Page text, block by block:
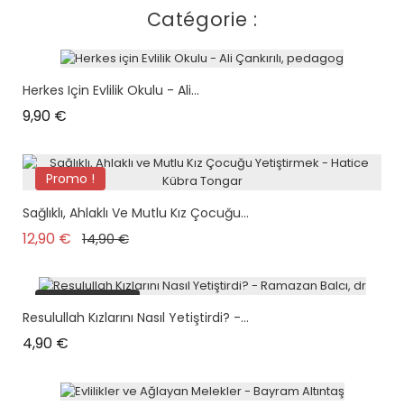
Catégorie :
Herkes Için Evlilik Okulu - Ali...
9,90 €
Promo !
Sağlıklı, Ahlaklı Ve Mutlu Kız Çocuğu...
12,90 € Prix de base
14,90 €Prix
plus en stock
Resulullah Kızlarını Nasıl Yetiştirdi? -...
4,90 €